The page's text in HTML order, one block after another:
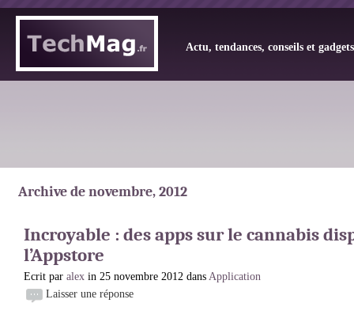
Actu, tendances, conseils et
Archive de novembre, 2012
Incroyable : des apps sur le cannabis
l’Appstore
Ecrit par alex in 25 novembre 2012 dans Application
Laisser une réponse